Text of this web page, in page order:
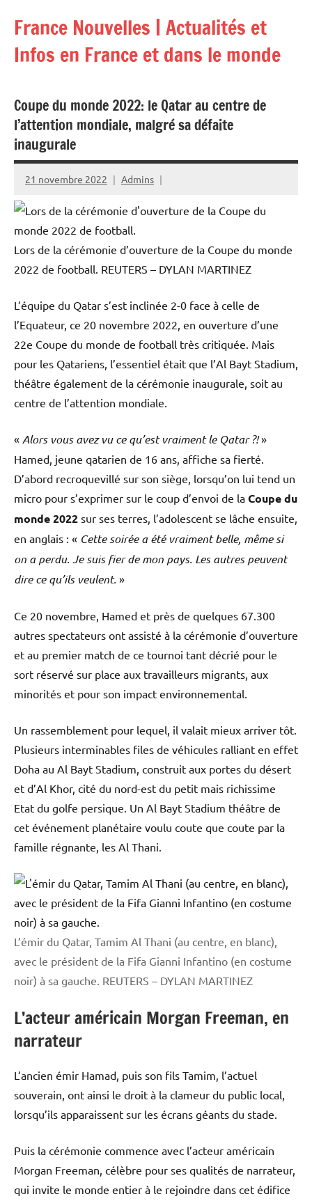
contenu
France Nouvelles | Actualités et
Infos en France et dans le monde
Coupe du monde 2022: le Qatar au centre de
l’attention mondiale, malgré sa défaite
inaugurale
21 novembre 2022 Admins
Lors de la cérémonie d’ouverture de la Coupe du monde
2022 de football. REUTERS – DYLAN MARTINEZ
L’équipe du Qatar s’est inclinée 2-0 face à celle de
l’Equateur, ce 20 novembre 2022, en ouverture d’une
22e Coupe du monde de football très critiquée. Mais
pour les Qatariens, l’essentiel était que l’Al Bayt Stadium,
théâtre également de la cérémonie inaugurale, soit au
centre de l’attention mondiale.
« Alors vous avez vu ce qu’est vraiment le Qatar ?!»
Hamed, jeune qatarien de 16 ans, affiche sa fierté.
D’abord recroquevillé sur son siège, lorsqu’on lui tend un
micro pour s’exprimer sur le coup d’envoi de la Coupe du
monde 2022 sur ses terres, l’adolescent se lâche ensuite,
en anglais : « Cette soirée a été vraiment belle, même si
on a perdu. Je suis fier de mon pays. Les autres peuvent
dire ce qu’ils veulent. »
Ce 20 novembre, Hamed et près de quelques 67.300
autres spectateurs ont assisté à la cérémonie d’ouverture
et au premier match de ce tournoi tant décrié pour le
sort réservé sur place aux travailleurs migrants, aux
minorités et pour son impact environnemental.
Un rassemblement pour lequel, il valait mieux arriver tôt.
Plusieurs interminables files de véhicules ralliant en effet
Doha au Al Bayt Stadium, construit aux portes du désert
et d’Al Khor, cité du nord-est du petit mais richissime
Etat du golfe persique. Un Al Bayt Stadium théâtre de
cet événement planétaire voulu coute que coute par la
famille régnante, les Al Thani.
L’émir du Qatar, Tamim Al Thani (au centre, en blanc),
avec le président de la Fifa Gianni Infantino (en costume
noir) à sa gauche. REUTERS – DYLAN MARTINEZ
L’acteur américain Morgan Freeman, en
narrateur
L’ancien émir Hamad, puis son fils Tamim, l’actuel
souverain, ont ainsi le droit à la clameur du public local,
lorsqu’ils apparaissent sur les écrans géants du stade.
Puis la cérémonie commence avec l’acteur américain
Morgan Freeman, célèbre pour ses qualités de narrateur,
qui invite le monde entier à le rejoindre dans cet édifice